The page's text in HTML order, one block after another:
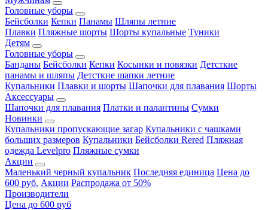
Головные уборы
Бейсболки Кепки Панамы Шляпы летние
Плавки Пляжные шорты Шорты купальные Туники
Детям
Головные уборы
Банданы Бейсболки Кепки Косынки и повязки Детсткие
панамы и шляпы Детсткие шапки летние
Купальники Плавки и шорты Шапочки для плавания Шорты
Аксессуары
Шапочки для плавания Платки и палантины Сумки
Новинки
Купальники пропускающие загар Купальники с чашками
больших размеров Купальники Бейсболки Rered Пляжная
одежда Levelpro Пляжные сумки
Акции
Маленький черный купальник Последняя единица Цена до
600 руб. Акции Распродажа от 50%
Производители
Цена до 600 руб